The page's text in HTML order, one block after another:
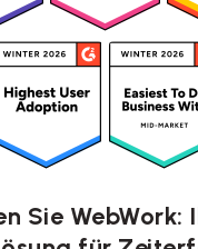
Sie WebWork: